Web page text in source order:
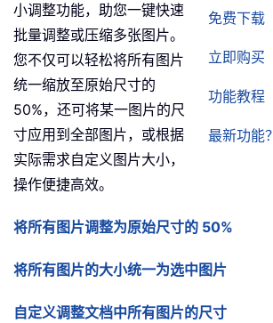
免费下载
立即购买
功能教程
最新功能？
小调整功能，助您一键快速
批量调整或压缩多张图片。
您不仅可以轻松将所有图片
统一缩放至原始尺寸的
50%，还可将某一图片的尺
寸应用到全部图片，或根据
实际需求自定义图片大小，
操作便捷高效。
将所有图片调整为原始尺寸的 50%
将所有图片的大小统一为选中图片
自定义调整文档中所有图片的尺寸